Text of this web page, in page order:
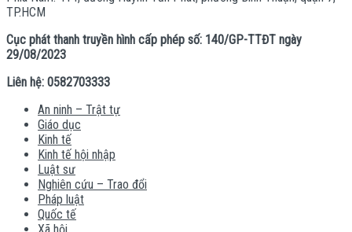
TP.HCM
Cục phát thanh truyền hình cấp phép số: 140/GP-TTĐT ngày
29/08/2023
Liên hệ: 0582703333
An ninh – Trật tự
Giáo dục
Kinh tế
Kinh tế hội nhập
Luật sư
Nghiên cứu – Trao đổi
Pháp luật
Quốc tế